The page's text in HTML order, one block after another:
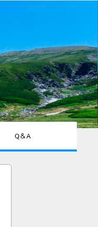
Q＆A